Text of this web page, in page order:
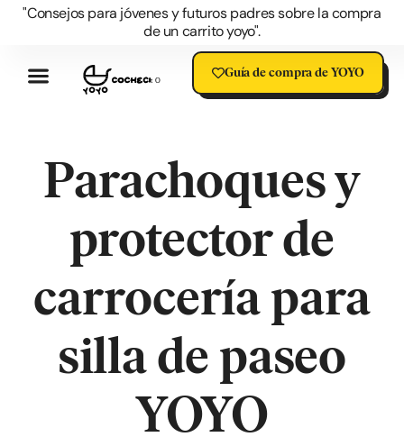
"Consejos para jóvenes y futuros padres sobre la compra
de un carrito yoyo".
Guía de compra de YOYO
Parachoques y
protector de
carrocería para
silla de paseo
YOYO